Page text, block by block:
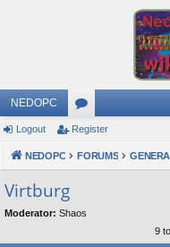
NEDOPC
or
u
s
Logout Register
NEDOPC FORUMS
Virtburg
Moderator: Shaos
9